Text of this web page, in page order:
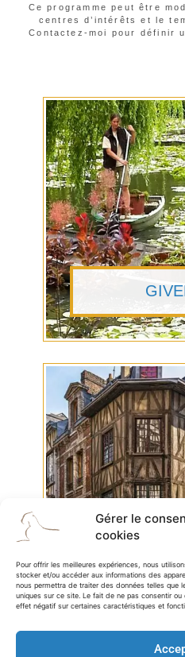
Gérer le
cookies
Pour offrir les meilleures expériences, nous
stocker et/ou accéder aux informations des
nous permettra de traiter des données telles que
uniques sur ce site. Le fait de ne pas consentir
effet négatif sur certaines caractéristiques et
Ce programme peut être
centres d’intérêts et le
Contactez-moi pour définir